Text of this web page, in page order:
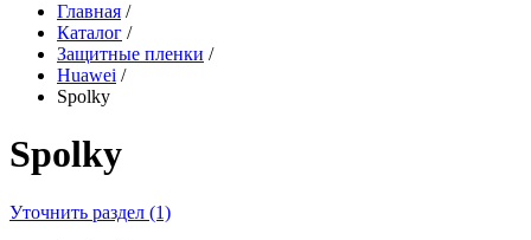
Главная /
Каталог /
Защитные пленки /
Huawei /
Spolky
Spolky
Уточнить раздел (1)